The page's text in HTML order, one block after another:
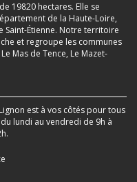
19820 hectares. Elle se
de la Haute-Loire,
Saint-Étienne. Notre territoire
et regroupe les communes
Mas de Tence, Le Mazet-
est à vos côtés pour tous
lundi au vendredi de 9h à